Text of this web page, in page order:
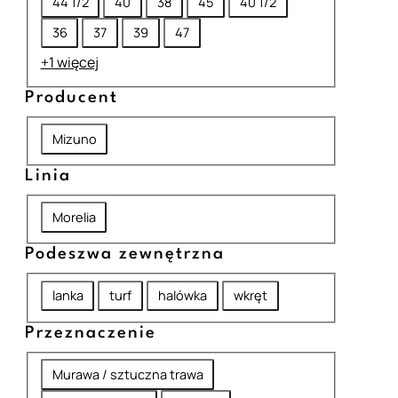
z
m
a
36
37 39 47
+1 więcej
Producent
r
o
u
c
n
t
Mizuno
Linia
i
n
a
Morelia
Podeszwa zewnętrzna
o
d
lanka turf halówka wkręt
Przeznaczenie
Murawa / sztuczna trawa